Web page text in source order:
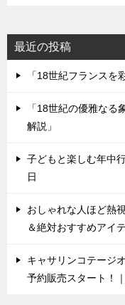
最近の投稿
「18世紀フランスを
「18世紀の優雅な
解説」
子どもと楽しむ年中
日
おしゃれな人ほど熱
＆絶対おすすめアイ
キャサリンコテージ
予約販売スタート！